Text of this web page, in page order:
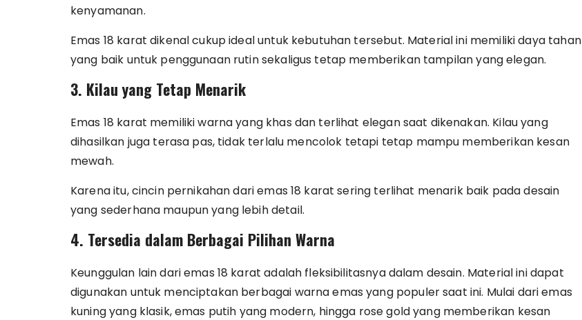
kenyamanan.
Emas 18 karat dikenal cukup ideal untuk kebutuhan tersebut. Material ini memiliki daya tahan
yang baik untuk penggunaan rutin sekaligus tetap memberikan tampilan yang elegan.
3. Kilau yang Tetap Menarik
Emas 18 karat memiliki warna yang khas dan terlihat elegan saat dikenakan. Kilau yang
dihasilkan juga terasa pas, tidak terlalu mencolok tetapi tetap mampu memberikan kesan
mewah.
Karena itu, cincin pernikahan dari emas 18 karat sering terlihat menarik baik pada desain
yang sederhana maupun yang lebih detail.
4. Tersedia dalam Berbagai Pilihan Warna
Keunggulan lain dari emas 18 karat adalah fleksibilitasnya dalam desain. Material ini dapat
digunakan untuk menciptakan berbagai warna emas yang populer saat ini. Mulai dari emas
kuning yang klasik, emas putih yang modern, hingga rose gold yang memberikan kesan